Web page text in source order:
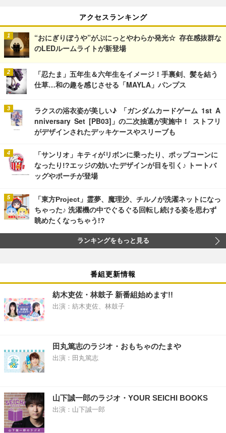
アクセスランキング
“おにぎりぼうや”がぷにっとやわらか発光☆ 存在感抜群な
のLEDルームライトが新登場
「忍たま」五年生＆六年生をイメージ！手裏剣、髪を結う
仕草…和の趣を感じさせる「MAYLA」パンプス
ラクスの浴衣姿が美しい♪ 「ガンダムカードゲーム 1st A
nniversary Set [PB03]」の二次抽選が実施中！ ストフリ
がデザインされたデッキケースやスリーブも
「サンリオ」キティがリボンに乗ったり、ポップコーンに
なったり!?エッジの効いたデザインが目を引く♪ トートバ
ッグやポーチが登場
「東方Project」霊夢、魔理沙、チルノが洗濯ネットになっ
ちゃった♪ 洗濯機の中でぐるぐる回転し続ける姿を思わず
眺めたくなっちゃう!?
ランキングをもっと見る
番組更新情報
紡木吏佐・林鼓子 新番組始めます!!
出演：紡木吏佐、林鼓子
田丸篤志のラジオ・おもちゃのたまや
出演：田丸篤志
山下誠一郎のラジオ・YOUR SEICHI BOOKS
出演：山下誠一郎